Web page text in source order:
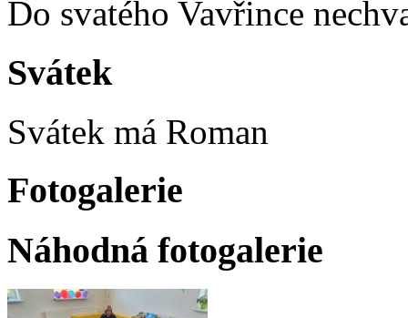
Do svatého Vavřince
Svátek
Svátek má Roman
Fotogalerie
Náhodná fotogalerie